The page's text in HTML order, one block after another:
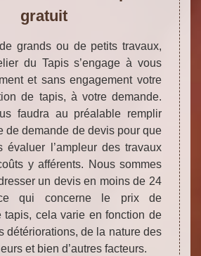
gratuit
de grands ou de petits travaux,
du Tapis s’engage à vous
et sans engagement votre
de tapis, à votre demande.
faudra au préalable remplir
de demande de devis pour que
évaluer l’ampleur des travaux
y afférents. Nous sommes
un devis en moins de 24
qui concerne le prix de
tapis, cela varie en fonction de
détériorations, de la nature des
et bien d’autres facteurs.